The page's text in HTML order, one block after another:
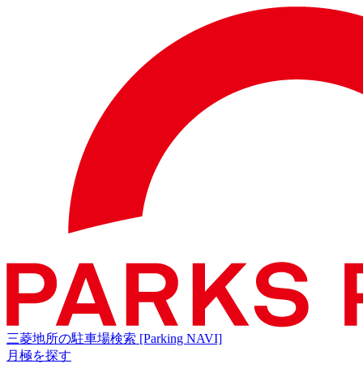
三菱地所の駐車場検索 [Parking NAVI]
月極を探す